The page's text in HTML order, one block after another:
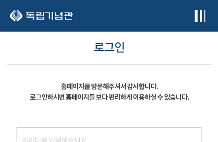
로그인
홈페이지를 방문해주셔서 감사합니다.
로그인하시면 홈페이지를 보다 편리하게 이용하실 수 있습니다.